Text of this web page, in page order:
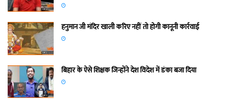
हनुमान जी मंदिर खाली करिए नहीं तो होगी कानूनी कार्रवाई
बिहार के ऐसे शिक्षक जिन्होंने देश विदेश में डंका बजा दिया